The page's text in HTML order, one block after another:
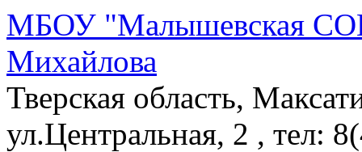
МБОУ "Малышевская
Михайлова
Тверская область,
ул.Центральная, 2 , тел: